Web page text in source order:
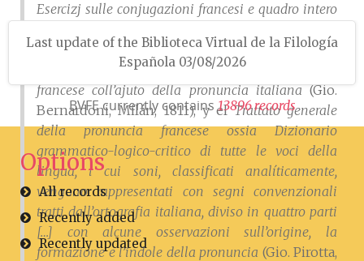
Esercizj sulle conjugazioni francesi e quadro intero
Milán, 1823), y en el mismo orden de cosas
también cabe citar elNuovo método di lettura
francese coll’ajuto della pronuncia italiana(Gio.
Bernardoni, Milán, 1811), y elTrattato generale
della pronuncia francese ossia Dizionario
grammatico-logico-critico di tutte le voci della
lingua, i cui soni, classificati analíticamente,
vengono rappresentati con segni convenzionali
tratti dall’ortografia italiana, diviso in quattro parti
[…] con alcune osservazioni sull’origine, la
formazione e l’indole della pronuncia (Gio. Pirotta,
Last update of the Biblioteca Virtual de la Filología
Española 03/08/2026
BVFE currently contains13896records
Options
All records
Recently added
Recently updated